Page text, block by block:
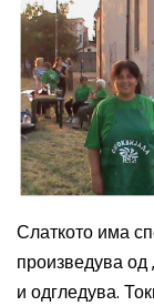
Слаткото има
произведува од
и одгледува.